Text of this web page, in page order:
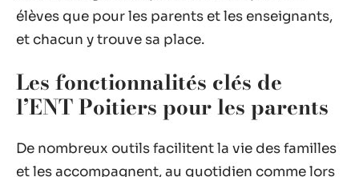
élèves que pour les parents et les enseignants,
et chacun y trouve sa place.
Les fonctionnalités clés de
l’ENT Poitiers pour les parents
De nombreux outils facilitent la vie des familles
et les accompagnent, au quotidien comme lors